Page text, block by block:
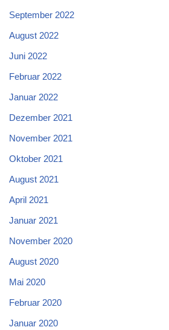
September 2022
August 2022
Juni 2022
Februar 2022
Januar 2022
Dezember 2021
November 2021
Oktober 2021
August 2021
April 2021
Januar 2021
November 2020
August 2020
Mai 2020
Februar 2020
Januar 2020